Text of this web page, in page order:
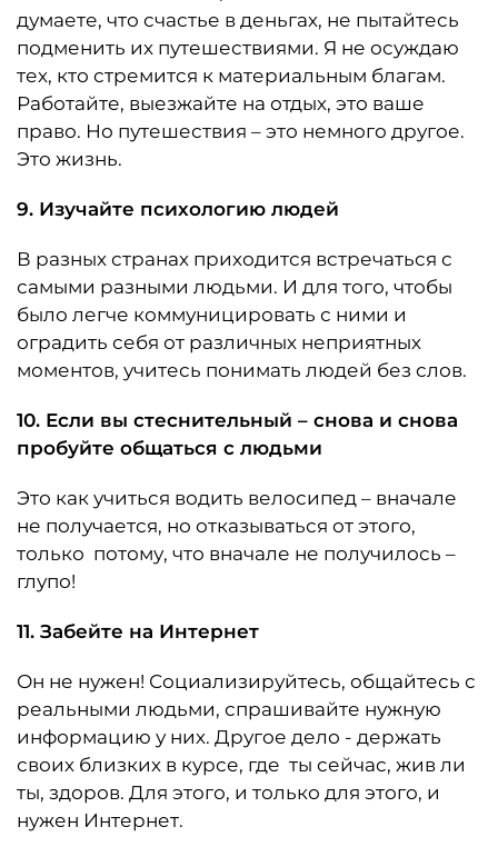
думаете, что счастье в деньгах, не пытайтесь
подменить их путешествиями. Я не осуждаю
тех, кто стремится к материальным благам.
Работайте, выезжайте на отдых, это ваше
право. Но путешествия – это немного другое.
Это жизнь.
9. Изучайте психологию людей
В разных странах приходится встречаться с
самыми разными людьми. И для того, чтобы
было легче коммуницировать с ними и
оградить себя от различных неприятных
моментов, учитесь понимать людей без слов.
10. Если вы стеснительный – снова и снова
пробуйте общаться с людьми
Это как учиться водить велосипед – вначале
не получается, но отказываться от этого,
только потому, что вначале не получилось –
глупо!
11. Забейте на Интернет
Он не нужен! Социализируйтесь, общайтесь с
реальными людьми, спрашивайте нужную
информацию у них. Другое дело - держать
своих близких в курсе, где ты сейчас, жив ли
ты, здоров. Для этого, и только для этого, и
нужен Интернет.